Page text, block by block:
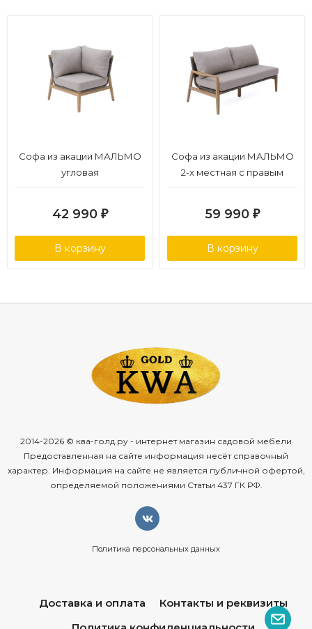
Софа из акации МАЛЬМО
угловая
42 990 ₽
В корзину
Софа из акации МАЛЬМО
2-х местная с правым
59 990 ₽
В корзину
2014-2026 © ква-голд.ру - интернет магазин садовой мебели
Предоставленная на сайте информация несёт справочный
характер. Информация на сайте не является публичной офертой,
определяемой положениями Статьи 437 ГК РФ.
Политика персональных данных
Доставка и оплата
Контакты и реквизиты